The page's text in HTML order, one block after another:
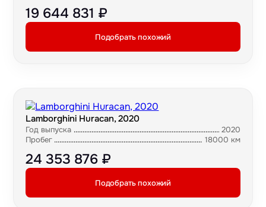
19 644 831 ₽
Подобрать похожий
Lamborghini Huracan, 2020
Год выпуска
2020
Пробег
18000 км
24 353 876 ₽
Подобрать похожий